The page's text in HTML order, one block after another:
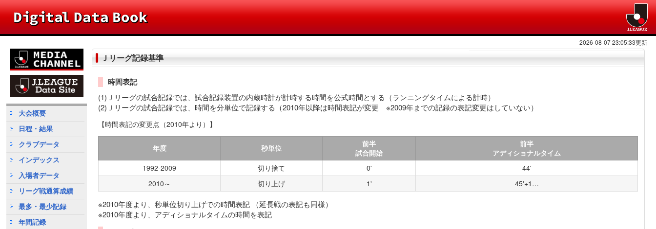
2026-08-07 23:05:33更新
大会概要
日程・結果
クラブデータ
インデックス
入場者データ
リーグ戦通算成績
最多・最少記録
年間記録
Ｊリーグ記録基準
時間表記
(1)Ｊリーグの試合記録では、試合記録装置の内蔵時計が計時する時間を公式時間とする（ランニングタイムによる計時）
(2)Ｊリーグの試合記録では、時間を分単位で記録する（2010年以降は時間表記が変更 ※2009年までの記録の表記変更はしていない）
【時間表記の変更点（2010年より）】
年度 秒単位
前半
試合開始
前半
アディショナルタイム
1992-2009
切り捨て 0'
44'
2010～
切り上げ 1' 45'+1…
※2010年度より、秒単位切り上げでの時間表記 （延長戦の表記も同様）
※2010年度より、アディショナルタイムの時間を表記